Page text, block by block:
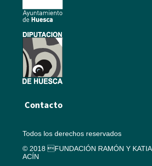
Contacto
Todos los derechos reservados
© 2018 FUNDACIÓN RAMÓN Y KATIA
ACÍN